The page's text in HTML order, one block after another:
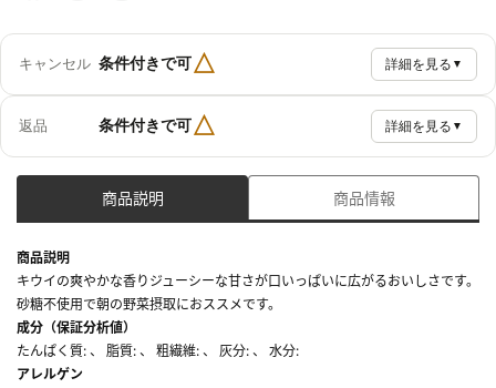
キャンセル 条件付きで可△ 詳細を見る ▼
返品 条件付きで可△ 詳細を見る ▼
商品説明 商品情報
商品説明
キウイの爽やかな香りジューシーな甘さが口いっぱいに広がるおいしさです。
砂糖不使用で朝の野菜摂取におススメです。
成分（保証分析値）
たんぱく質: 、 脂質: 、 粗繊維: 、 灰分: 、 水分:
アレルゲン